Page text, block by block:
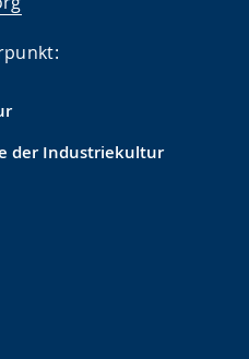
der Industriekultur